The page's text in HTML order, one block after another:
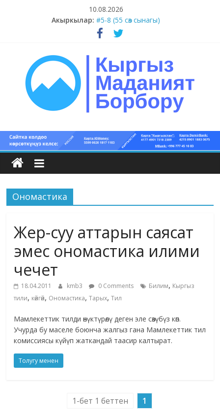
10.08.2026
Акыркылар: #5-8 (55 сөз сынагы)
#15-18 (55 сөз сынагы)
#13-14 (55 сөз сынагы)
#9-10 (55 сөз сынагы)
Кыргыз
маданият
борбору
Кыргыз
жана
адабияты
Ономастика
Жер-суу аттарын саясат
эмес ономастика илими
чечет
18.04.2011 kmb3 0 Comments Билим, Кыргыз
тили, көйгөй, Ономастика,Тарых,Тил
Мамлекеттик тилди өнүктүрөлү деген эле сөзүбүз көп.
Учурда бу маселе боюнча жалгыз гана Мамлекеттик тил
комиссиясы күйүп жаткандай таасир калтырат.
Толугу менен
1-бет 1 беттен 1